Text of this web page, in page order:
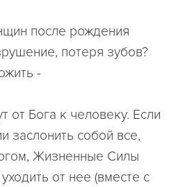
после рождения
потеря зубов?
-
от Бога к человеку. Если
заслонить собой все,
Жизненные Силы
от нее (вместе с